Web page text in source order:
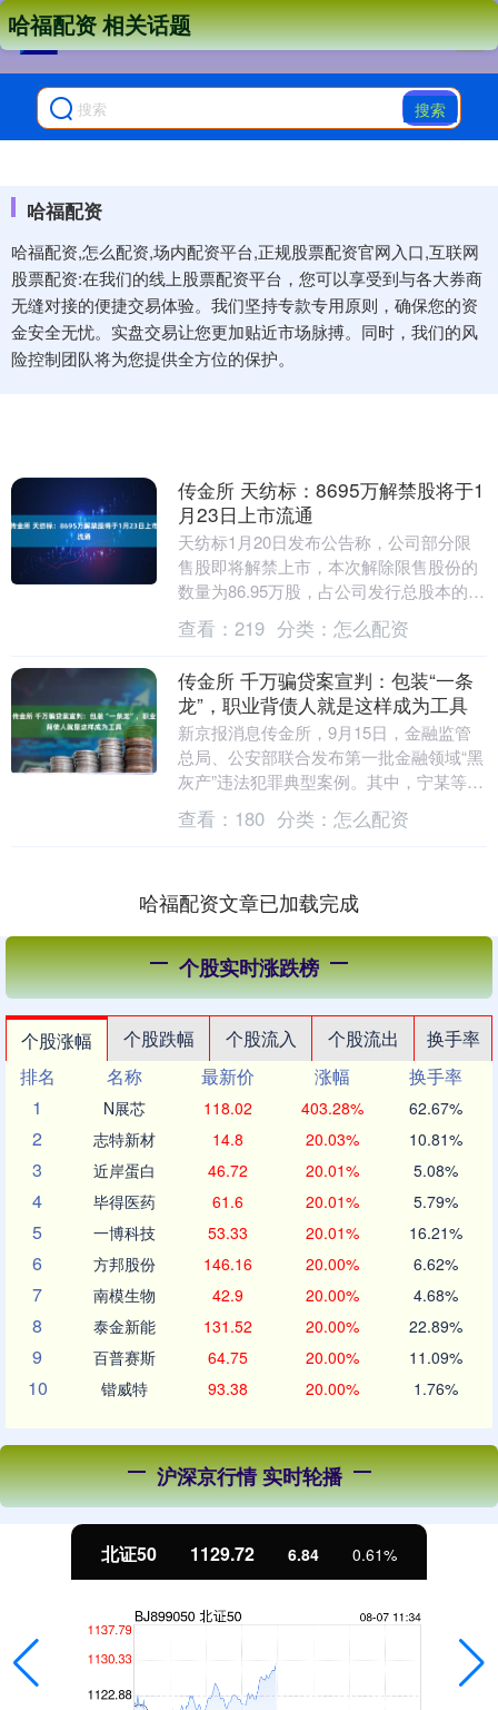
搜索
哈福配资
哈福配资,怎么配资,场内配资平台,正规股票配资官网入口,互联网
股票配资:在我们的线上股票配资平台，您可以享受到与各大券商
无缝对接的便捷交易体验。我们坚持专款专用原则，确保您的资
金安全无忧。实盘交易让您更加贴近市场脉搏。同时，我们的风
险控制团队将为您提供全方位的保护。
哈福配资 相关话题
传金所 天纺标：8695万解禁股将于1
月23日上市流通
天纺标1月20日发布公告称，公司部分限
售股即将解禁上市，本次解除限售股份的
数量为86.95万股，占公司发行总股本的
1.07%，本次解除限售的股份上市流通日
期为2....
查看： 219 分类： 怎么配资
传金所 千万骗贷案宣判：包装“一条
龙”，职业背债人就是这样成为工具
新京报消息传金所，9月15日，金融监管
总局、公安部联合发布第一批金融领域“黑
灰产”违法犯罪典型案例。其中，宁某等人
包装“职业背债人”实施贷款诈骗、信用卡
诈骗案被....
查看： 180 分类： 怎么配资
哈福配资文章已加载完成
个股实时涨跌榜
个股涨幅 个股跌幅 个股流入 个股流出
换手率
排名
名称 最新价 涨幅
换手率
1
N展芯 118.02 403.28% 62.67%
2 志特新材 14.8 20.03% 10.81%
3 近岸蛋白 46.72 20.01% 5.08%
4 毕得医药 61.6 20.01% 5.79%
5 一博科技 53.33 20.01% 16.21%
6 方邦股份 146.16 20.00% 6.62%
7 南模生物 42.9 20.00% 4.68%
8 泰金新能 131.52 20.00% 22.89%
9 百普赛斯 64.75 20.00% 11.09%
10 锴威特 93.38 20.00% 1.76%
沪深京行情 实时轮播
北证50 1129.72 6.84 0.61%